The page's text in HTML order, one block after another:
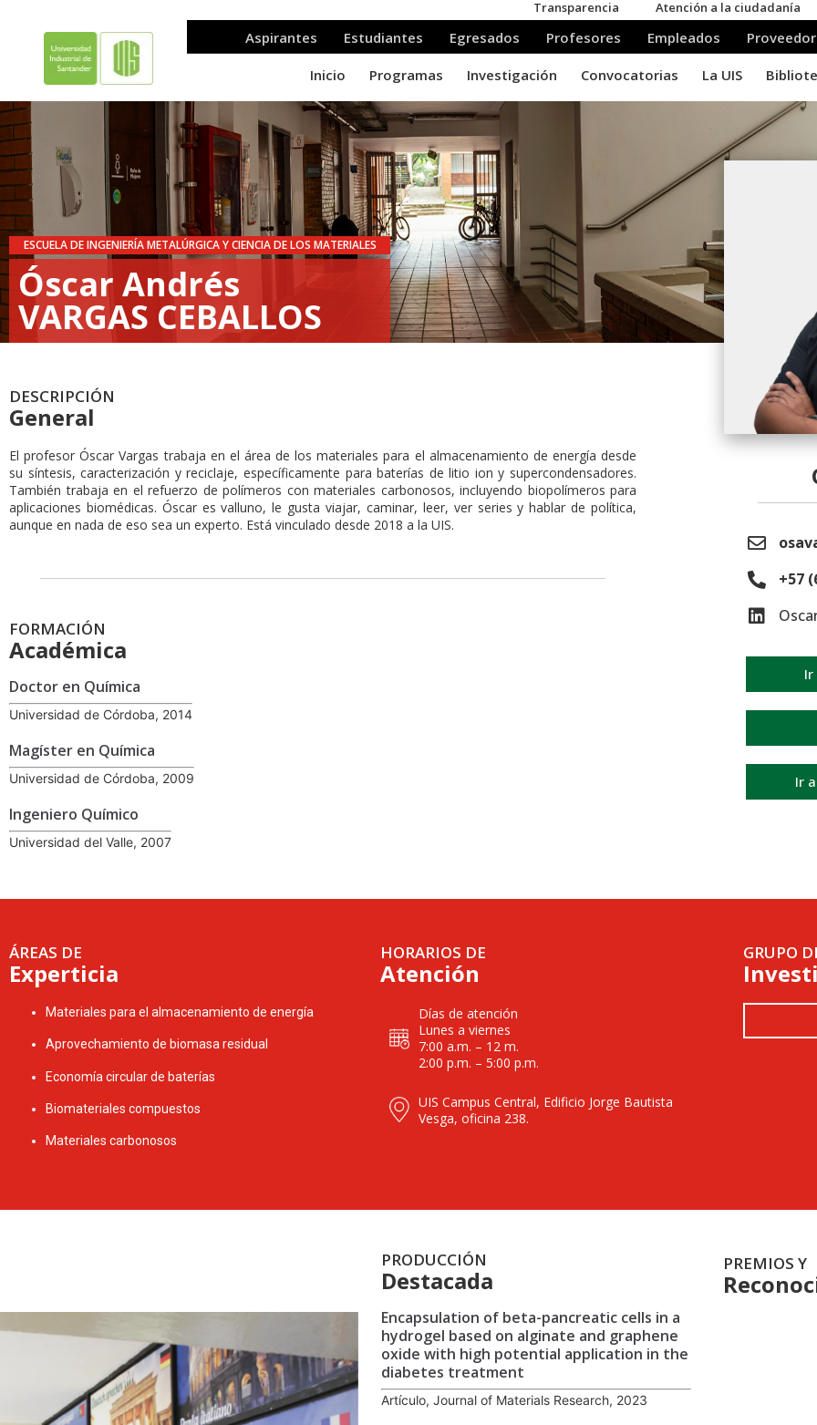
ESCUELA DE INGENIERÍA METALÚRGICA Y CIENCIA DE LOS MATERIALES
Óscar Andrés
VARGAS CEBALLOS
DESCRIPCIÓN
General
El profesor Óscar Vargas trabaja en el área de los materiales para el almacenamiento de energía desde
su síntesis, caracterización y reciclaje, específicamente para baterías de litio ion y supercondensadores.
También trabaja en el refuerzo de polímeros con materiales carbonosos, incluyendo biopolímeros para
aplicaciones biomédicas. Óscar es valluno, le gusta viajar, caminar, leer, ver series y hablar de política,
aunque en nada de eso sea un experto. Está vinculado desde 2018 a la UIS.
FORMACIÓN
Académica
Doctor en Química
Universidad de Córdoba, 2014
Magíster en Química
Universidad de Córdoba, 2009
Ingeniero Químico
Universidad del Valle, 2007
+57
Ir
Ir
ÁREAS DE
Experticia
Materiales para el almacenamiento de energía
Aprovechamiento de biomasa residual
Economía circular de baterías
Biomateriales compuestos
Materiales carbonosos
HORARIOS DE
Atención
Días de atención
Lunes a viernes
7:00 a.m. – 12 m.
2:00 p.m. – 5:00 p.m.
UIS Campus Central, Edificio Jorge Bautista
Vesga, oficina 238.
GRUPO
PRODUCCIÓN
Destacada
Encapsulation of beta-pancreatic cells in a
hydrogel based on alginate and graphene
oxide with high potential application in the
diabetes treatment
Artículo, Journal of Materials Research, 2023
PREMIOS Y